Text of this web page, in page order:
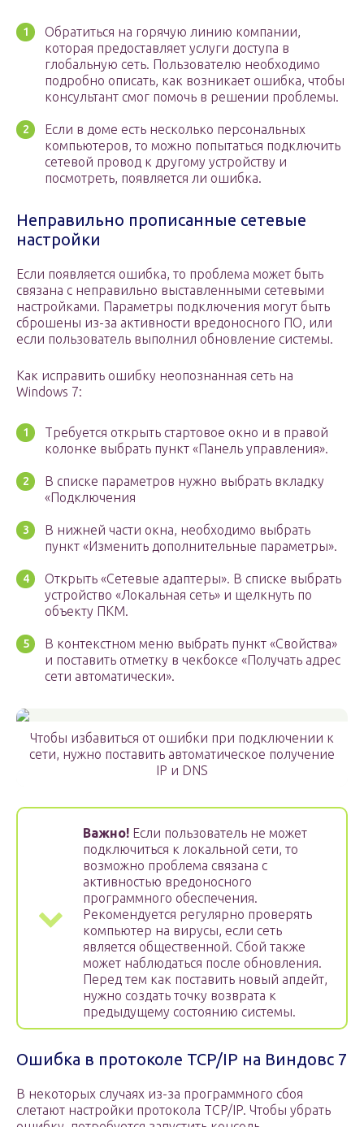
Обратиться на горячую линию компании,
которая предоставляет услуги доступа в
глобальную сеть. Пользователю необходимо
подробно описать, как возникает ошибка, чтобы
консультант смог помочь в решении проблемы.
Если в доме есть несколько персональных
компьютеров, то можно попытаться подключить
сетевой провод к другому устройству и
посмотреть, появляется ли ошибка.
Неправильно прописанные сетевые
настройки
Если появляется ошибка, то проблема может быть
связана с неправильно выставленными сетевыми
настройками. Параметры подключения могут быть
сброшены из-за активности вредоносного ПО, или
если пользователь выполнил обновление системы.
Как исправить ошибку неопознанная сеть на
Windows 7:
Требуется открыть стартовое окно и в правой
колонке выбрать пункт «Панель управления».
В списке параметров нужно выбрать вкладку
«Подключения
В нижней части окна, необходимо выбрать
пункт «Изменить дополнительные параметры».
Открыть «Сетевые адаптеры». В списке выбрать
устройство «Локальная сеть» и щелкнуть по
объекту ПКМ.
В контекстном меню выбрать пункт «Свойства»
и поставить отметку в чекбоксе «Получать адрес
сети автоматически».
Чтобы избавиться от ошибки при подключении к
сети, нужно поставить автоматическое получение
IP и DNS
Важно! Если пользователь не может
подключиться к локальной сети, то
возможно проблема связана с
активностью вредоносного
программного обеспечения.
Рекомендуется регулярно проверять
компьютер на вирусы, если сеть
является общественной. Сбой также
может наблюдаться после обновления.
Перед тем как поставить новый апдейт,
нужно создать точку возврата к
предыдущему состоянию системы.
Ошибка в протоколе TCP/IP на Виндовс 7
В некоторых случаях из-за программного сбоя
слетают настройки протокола TCP/IP. Чтобы убрать